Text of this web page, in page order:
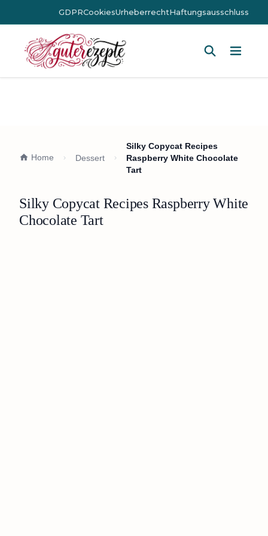
GDPRCookiesUrheberrechtHaftungsausschluss
Home Dessert
Silky Copycat Recipes
Raspberry White Chocolate
Tart
Silky Copycat Recipes Raspberry White
Chocolate Tart